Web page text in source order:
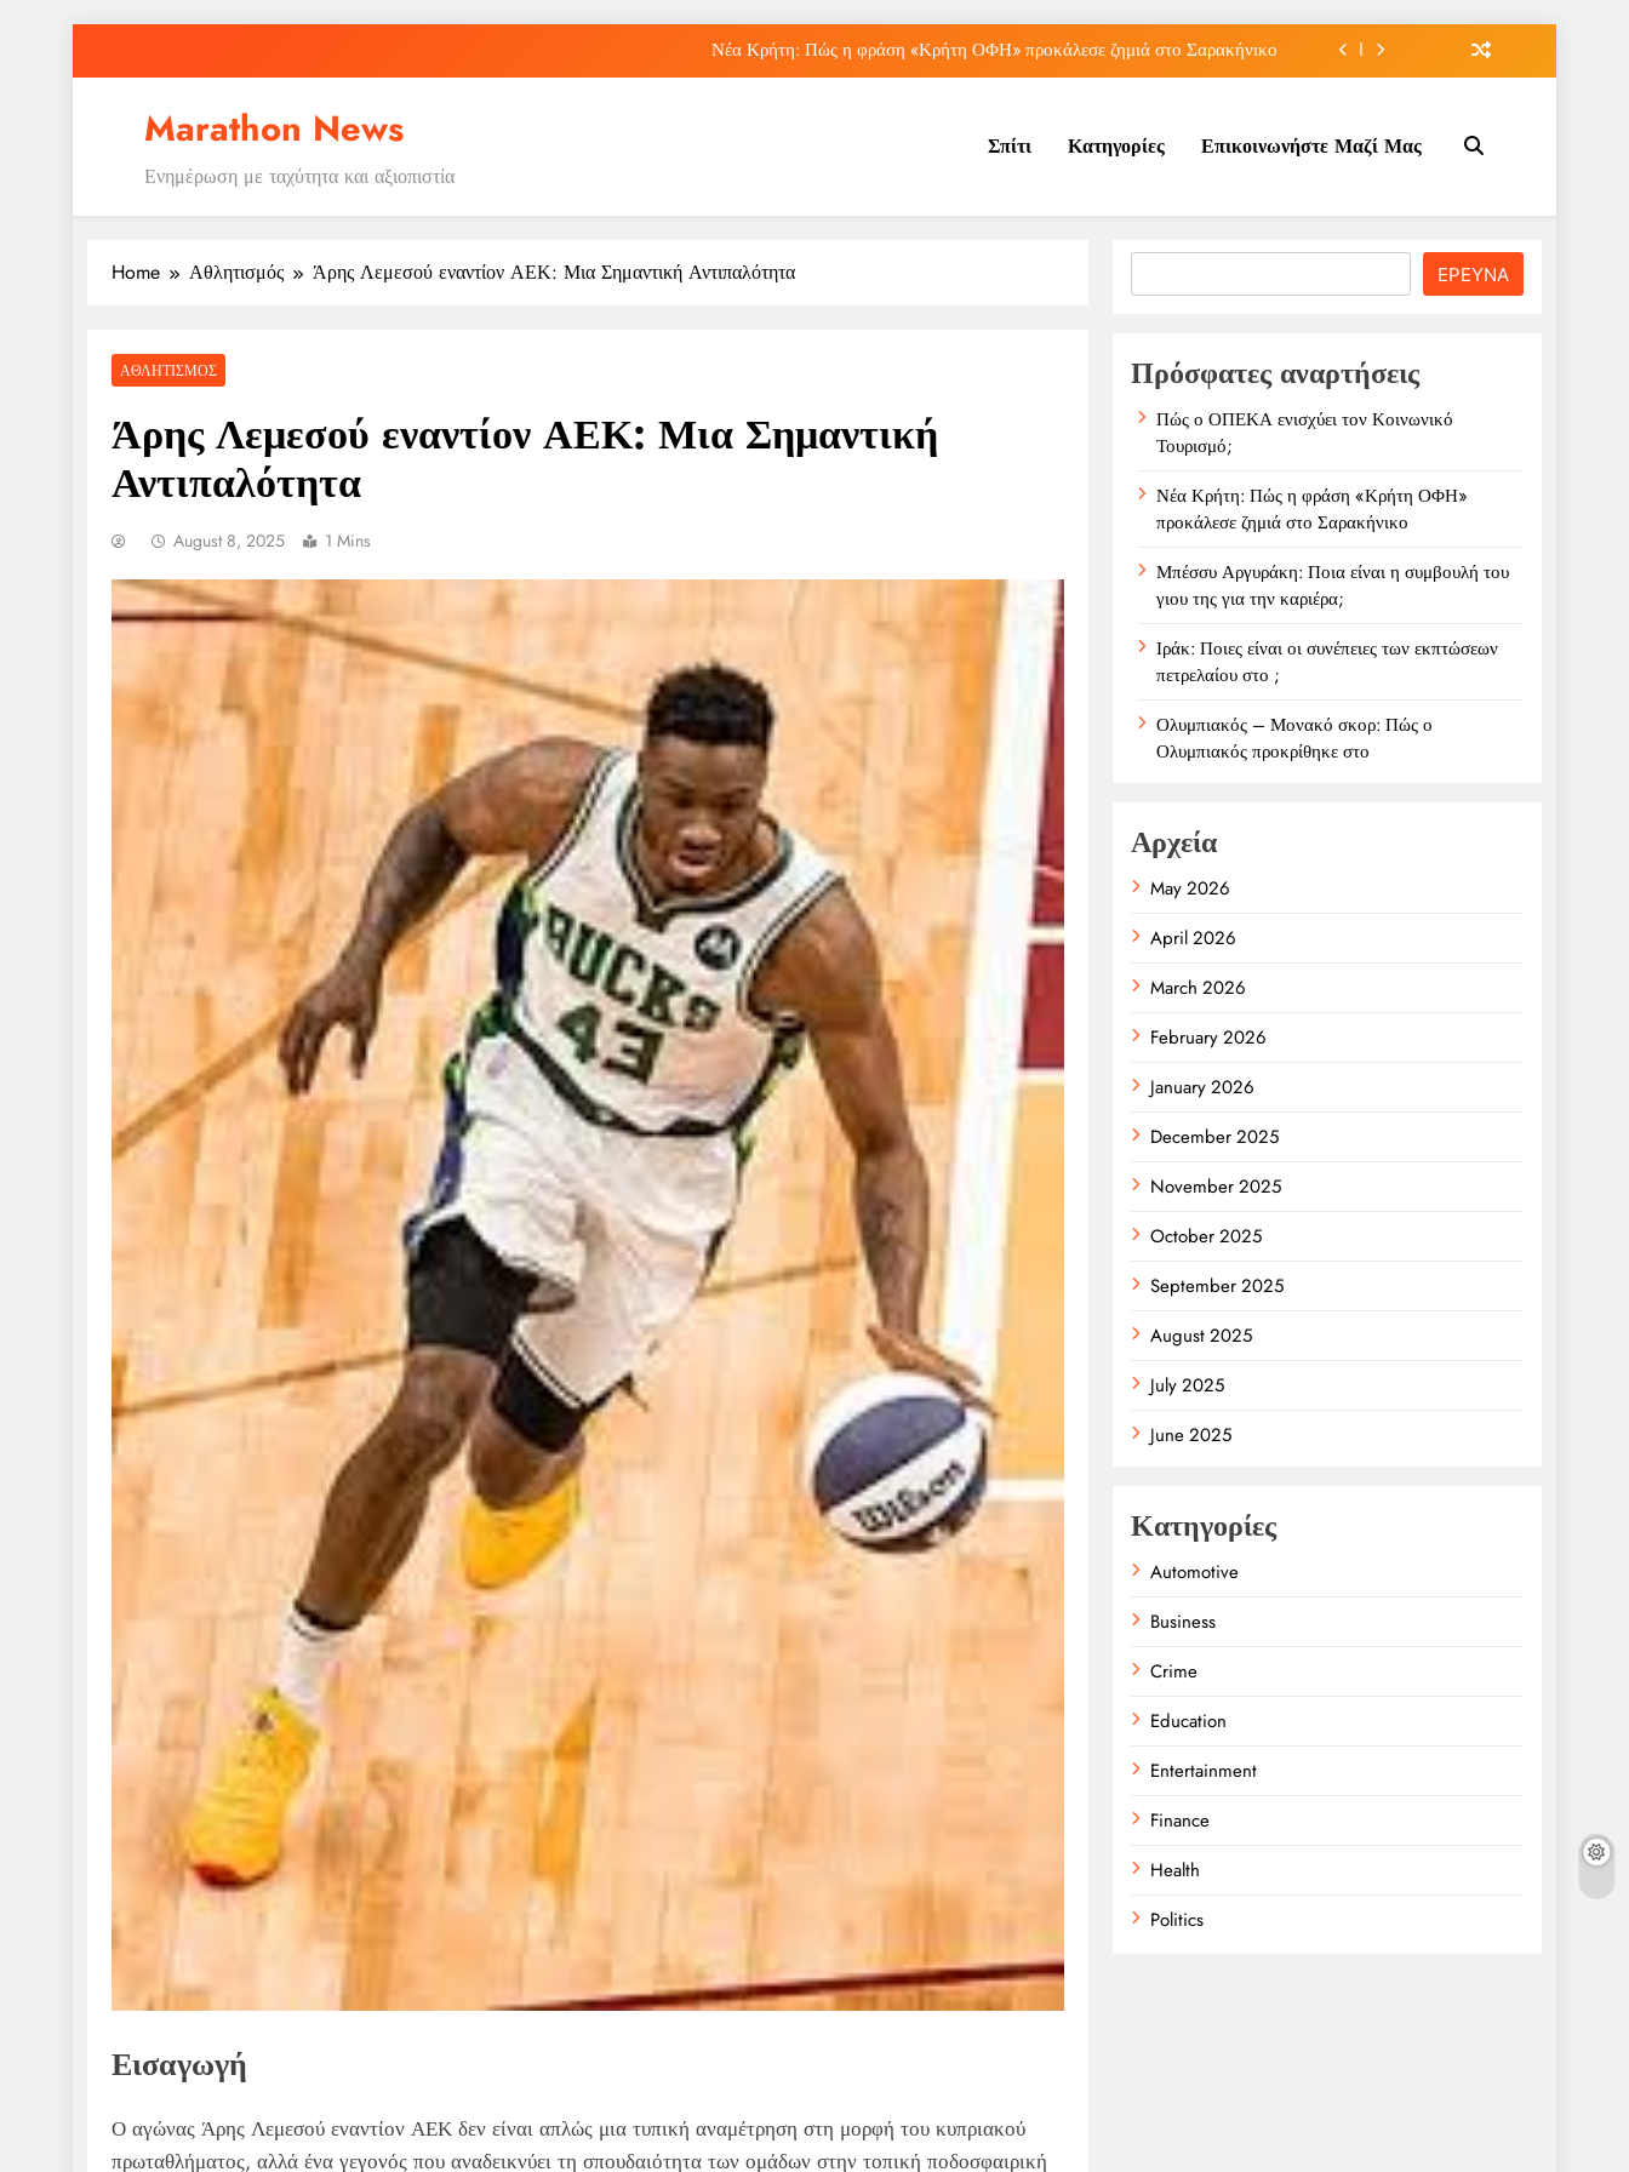
Νέα Κρήτη: Πώς η φράση «Κρήτη ΟΦΗ» προκάλεσε ζημιά στο Σαρακήνικο
Ιράκ: Ποιες είναι οι συνέπειες των εκπτώσεων πετρελαίου στο ;
Νέα Κρήτη: Πώς η φράση «Κρήτη ΟΦΗ» προκάλεσε ζημιά στο Σαρακήνικο
Μπέσσυ Αργυράκη: Ποια είναι η συμβουλή του γιου της για την καριέρα;
Marathon News
Ενημέρωση με ταχύτητα και αξιοπιστία
Σπίτι Κατηγορίες Επικοινωνήστε Μαζί Μας
Home Αθλητισμός Άρης Λεμεσού εναντίον ΑΕΚ: Μια Σημαντική Αντιπαλότητα
ΑΘΛΗΤΙΣΜΌΣ
Άρης Λεμεσού εναντίον ΑΕΚ: Μια Σημαντική
Αντιπαλότητα
August 8, 2025 1 Mins
Εισαγωγή
Ο αγώνας Άρης Λεμεσού εναντίον ΑΕΚ δεν είναι απλώς μια τυπική αναμέτρηση στη μορφή του κυπριακού
πρωταθλήματος, αλλά ένα γεγονός που αναδεικνύει τη σπουδαιότητα των ομάδων στην τοπική ποδοσφαιρική
ΕΡΕΥΝΑ
Πρόσφατες αναρτήσεις
Πώς ο ΟΠΕΚΑ ενισχύει τον Κοινωνικό
Τουρισμό;
Νέα Κρήτη: Πώς η φράση «Κρήτη ΟΦΗ»
προκάλεσε ζημιά στο Σαρακήνικο
Μπέσσυ Αργυράκη: Ποια είναι η συμβουλή του
γιου της για την καριέρα;
Ιράκ: Ποιες είναι οι συνέπειες των εκπτώσεων
πετρελαίου στο ;
Ολυμπιακός – Μονακό σκορ: Πώς ο
Ολυμπιακός προκρίθηκε στο
Αρχεία
May 2026
April 2026
March 2026
February 2026
January 2026
December 2025
November 2025
October 2025
September 2025
August 2025
July 2025
June 2025
Κατηγορίες
Automotive
Business
Crime
Education
Entertainment
Finance
Health
Politics